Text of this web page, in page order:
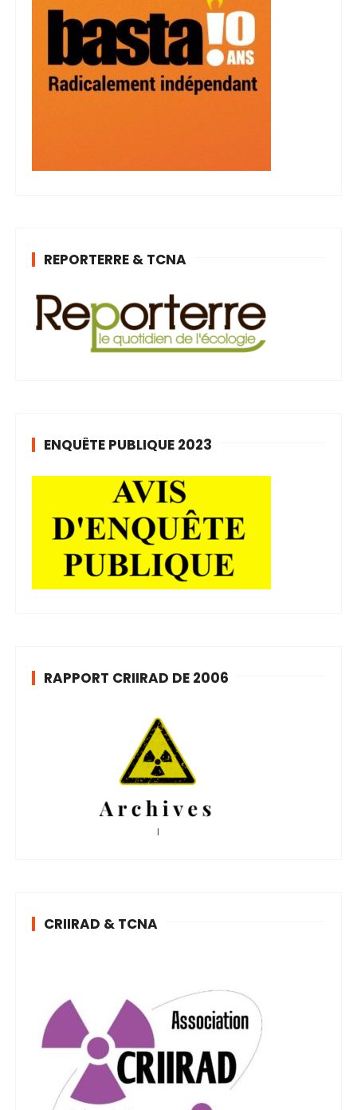
REPORTERRE & TCNA
ENQUÊTE PUBLIQUE 2023
RAPPORT CRIIRAD DE 2006
CRIIRAD & TCNA